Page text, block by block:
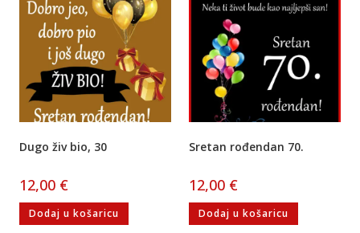
Dugo živ bio, 30
12,00 €
Dodaj u košaricu
Sretan rođendan 70.
12,00 €
Dodaj u košaricu